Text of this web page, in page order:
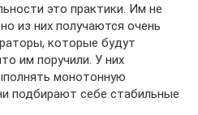
это практики. Им не
из них получаются очень
которые будут
им поручили. У них
монотонную
подбирают себе стабильные